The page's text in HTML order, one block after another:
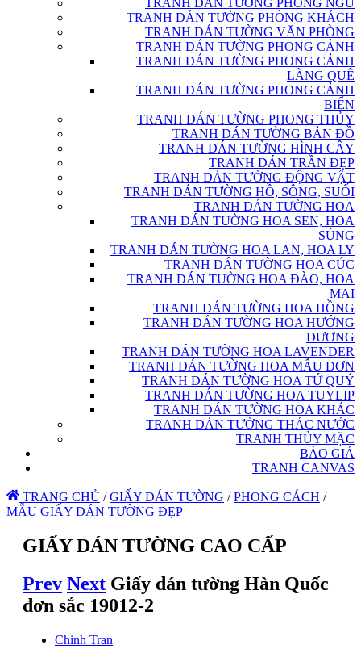
TRANH DÁN TƯỜNG PHÒNG NGỦ
TRANH DÁN TƯỜNG PHÒNG KHÁCH
TRANH DÁN TƯỜNG VĂN PHÒNG
TRANH DÁN TƯỜNG PHONG CẢNH
TRANH DÁN TƯỜNG PHONG CẢNH
LÀNG QUÊ
TRANH DÁN TƯỜNG PHONG CẢNH
BIỂN
TRANH DÁN TƯỜNG PHONG THỦY
TRANH DÁN TƯỜNG BẢN ĐỒ
TRANH DÁN TƯỜNG HÌNH CÂY
TRANH DÁN TRẦN ĐẸP
TRANH DÁN TƯỜNG ĐỘNG VẬT
TRANH DÁN TƯỜNG HỒ, SÔNG, SUỐI
TRANH DÁN TƯỜNG HOA
TRANH DÁN TƯỜNG HOA SEN, HOA
SÚNG
TRANH DÁN TƯỜNG HOA LAN, HOA LY
TRANH DÁN TƯỜNG HOA CÚC
TRANH DÁN TƯỜNG HOA ĐÀO, HOA
MAI
TRANH DÁN TƯỜNG HOA HỒNG
TRANH DÁN TƯỜNG HOA HƯỚNG
DƯƠNG
TRANH DÁN TƯỜNG HOA LAVENDER
TRANH DÁN TƯỜNG HOA MẪU ĐƠN
TRANH DÁN TƯỜNG HOA TỨ QUÝ
TRANH DÁN TƯỜNG HOA TUYLIP
TRANH DÁN TƯỜNG HOA KHÁC
TRANH DÁN TƯỜNG THÁC NƯỚC
TRANH THỦY MẶC
BÁO GIÁ
TRANH CANVAS
TRANG CHỦ / GIẤY DÁN TƯỜNG / PHONG CÁCH /
MẪU GIẤY DÁN TƯỜNG ĐẸP
GIẤY DÁN TƯỜNG CAO CẤP
Prev Next Giấy dán tường Hàn Quốc
đơn sắc 19012-2
Chinh Tran